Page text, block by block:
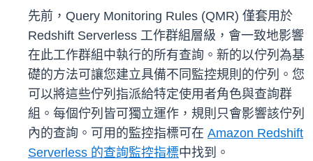
先前，Query Monitoring Rules (QMR) 僅套用於
Redshift Serverless 工作群組層級，會一致地影響
在此工作群組中執行的所有查詢。新的以佇列為基
礎的方法可讓您建立具備不同監控規則的佇列。您
可以將這些佇列指派給特定使用者角色與查詢群
組。每個佇列皆可獨立運作，規則只會影響該佇列
內的查詢。可用的監控指標可在 Amazon Redshift
Serverless 的查詢監控指標中找到。